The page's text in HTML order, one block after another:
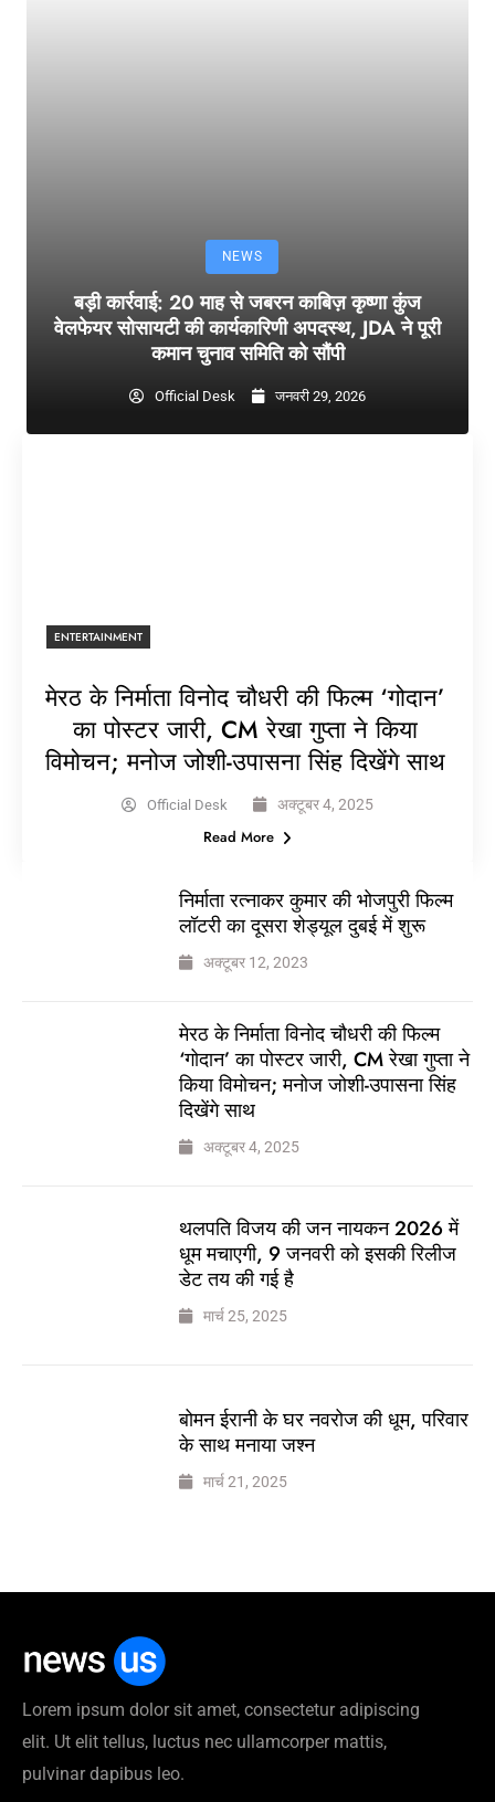
NEWS
बड़ी कार्रवाई: 20 माह से जबरन काबिज़ कृष्णा कुंज
वेलफेयर सोसायटी की कार्यकारिणी अपदस्थ, JDA ने पूरी
कमान चुनाव समिति को सौंपी
Official Desk जनवरी 29, 2026
ENTERTAINMENT
मेरठ के निर्माता विनोद चौधरी की फिल्म ‘गोदान’
का पोस्टर जारी, CM रेखा गुप्ता ने किया
विमोचन; मनोज जोशी-उपासना सिंह दिखेंगे साथ
Official Desk अक्टूबर 4, 2025
Read More
निर्माता रत्नाकर कुमार की भोजपुरी फिल्म
लॉटरी का दूसरा शेड्यूल दुबई में शुरू
अक्टूबर 12, 2023
मेरठ के निर्माता विनोद चौधरी की फिल्म
‘गोदान’ का पोस्टर जारी, CM रेखा गुप्ता ने
किया विमोचन; मनोज जोशी-उपासना सिंह
दिखेंगे साथ
अक्टूबर 4, 2025
थलपति विजय की जन नायकन 2026 में
धूम मचाएगी, 9 जनवरी को इसकी रिलीज
डेट तय की गई है
मार्च 25, 2025
बोमन ईरानी के घर नवरोज की धूम, परिवार
के साथ मनाया जश्न
मार्च 21, 2025
Lorem ipsum dolor sit amet, consectetur adipiscing
elit. Ut elit tellus, luctus nec ullamcorper mattis,
pulvinar dapibus leo.